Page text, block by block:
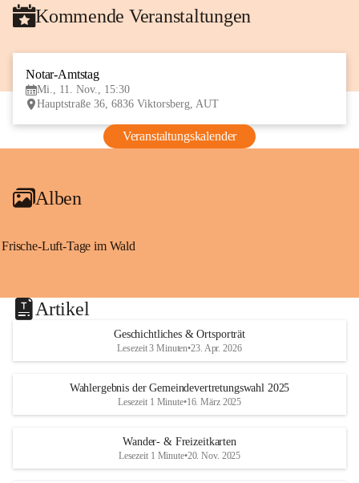
Kommende Veranstaltungen
Notar-Amtstag
Mi., 11. Nov., 15:30
Hauptstraße 36, 6836 Viktorsberg, AUT
Veranstaltungskalender
Alben
Frische-Luft-Tage im Wald
Artikel
Geschichtliches & Ortsporträt
Lesezeit 3 Minuten•23. Apr. 2026
Wahlergebnis der Gemeindevertretungswahl 2025
Lesezeit 1 Minute•16. März 2025
Wander- & Freizeitkarten
Lesezeit 1 Minute•20. Nov. 2025